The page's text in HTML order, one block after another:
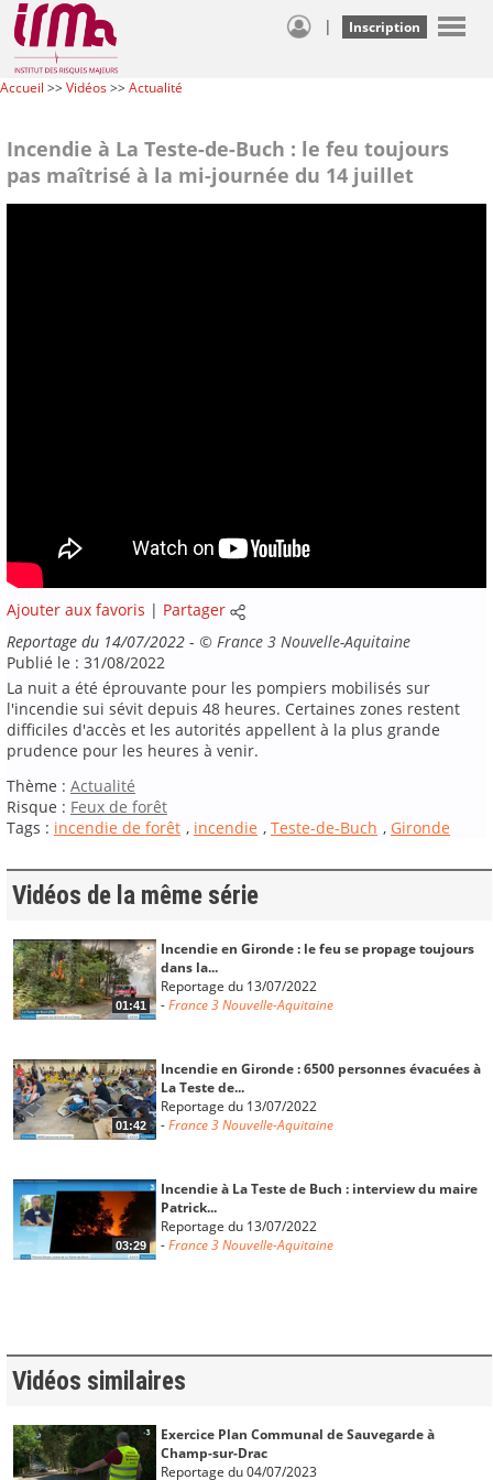
| Inscription
Accueil >>Vidéos>>Actualité
Incendie à La Teste-de-Buch : le feu toujours
pas maîtrisé à la mi-journée du 14 juillet
Ajouter aux favoris | Partager
Reportage du 14/07/2022 - © France 3 Nouvelle-Aquitaine
Publié le : 31/08/2022
La nuit a été éprouvante pour les pompiers mobilisés sur
l'incendie sui sévit depuis 48 heures. Certaines zones restent
difficiles d'accès et les autorités appellent à la plus grande
prudence pour les heures à venir.
Thème : Actualité
Risque : Feux de forêt
Tags : incendie de forêt , incendie , Teste-de-Buch , Gironde
Vidéos de la même série
01:41
Incendie en Gironde : le feu se propage toujours
dans la...
Reportage du 13/07/2022
-France 3 Nouvelle-Aquitaine
01:42
Incendie en Gironde : 6500 personnes évacuées à
La Teste de...
Reportage du 13/07/2022
-France 3 Nouvelle-Aquitaine
03:29
Incendie à La Teste de Buch : interview du maire
Patrick...
Reportage du 13/07/2022
-France 3 Nouvelle-Aquitaine
Incendie en Gironde : paysage apocalyptique
après le...
Reportage du 13/07/2022
Vidéos similaires
Exercice Plan Communal de Sauvegarde à
Champ-sur-Drac
Reportage du 04/07/2023